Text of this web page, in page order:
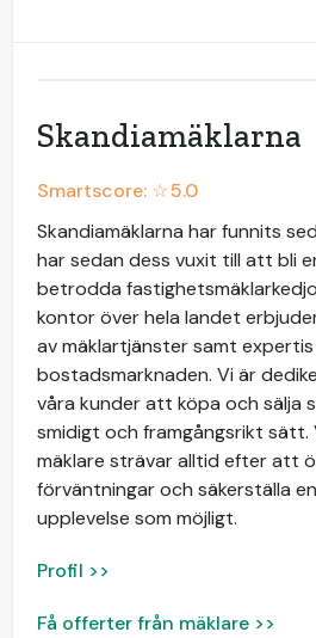
Skandiamäklarna
Smartscore: ☆5.0
Skandiamäklarna har funnits
har sedan dess vuxit till att bli
betrodda
kontor över hela landet
av mäklartjänster samt expertis
bostadsmarknaden. Vi är
våra kunder att köpa och sälja
smidigt och framgångsrikt sätt.
mäklare strävar alltid efter att
förväntningar och säkerställa
upplevelse som möjligt.
Profil >>
Få offerter från mäklare >>